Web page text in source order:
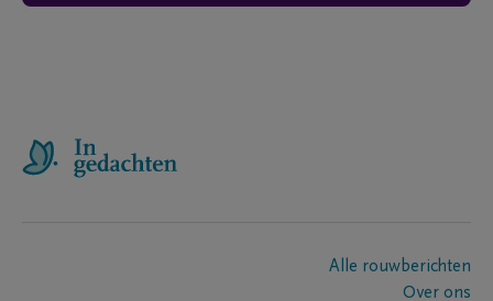
Alle rouwberichten
Over ons